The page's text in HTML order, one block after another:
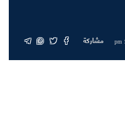
مشاركة